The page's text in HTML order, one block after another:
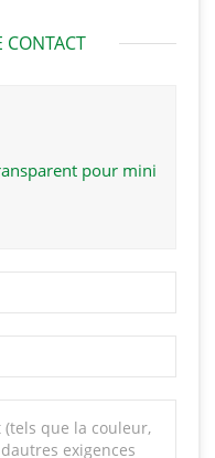
CONTACT
pour mini